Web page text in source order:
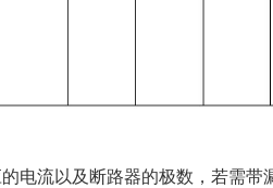
电流以及断路器的极数，若需带